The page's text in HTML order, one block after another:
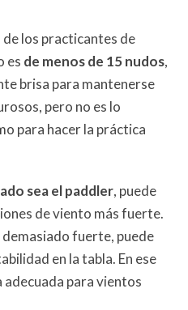
de los practicantes de
es de menos de 15 nudos,
brisa para mantenerse
pero no es lo
para hacer la práctica
sea el paddler, puede
de viento más fuerte.
demasiado fuerte, puede
en la tabla. En ese
adecuada para vientos